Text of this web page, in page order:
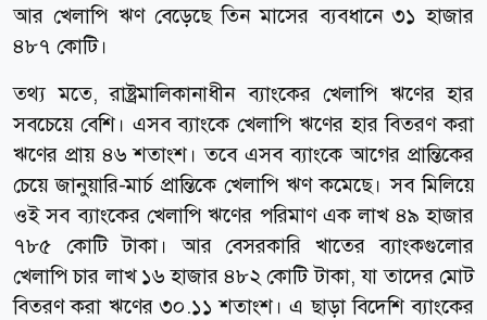
আর খেলাপি ঋণ বেড়েছে তিন মাসের ব্যবধানে ৩১ হাজার
৪৮৭ কোটি।
তথ্য মতে, রাষ্ট্রমালিকানাধীন ব্যাংকের খেলাপি ঋণের হার
সবচেয়ে বেশি। এসব ব্যাংকে খেলাপি ঋণের হার বিতরণ করা
ঋণের প্রায় ৪৬ শতাংশ। তবে এসব ব্যাংকে আগের প্রান্তিকের
চেয়ে জানুয়ারি-মার্চ প্রান্তিকে খেলাপি ঋণ কমেছে। সব মিলিয়ে
ওই সব ব্যাংকের খেলাপি ঋণের পরিমাণ এক লাখ ৪৯ হাজার
৭৮৫ কোটি টাকা। আর বেসরকারি খাতের ব্যাংকগুলোর
খেলাপি চার লাখ ১৬ হাজার ৪৮২ কোটি টাকা, যা তাদের মোট
বিতরণ করা ঋণের ৩০.১১ শতাংশ। এ ছাড়া বিদেশি ব্যাংকের